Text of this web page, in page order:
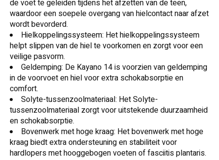
de voet te geleiden tijdens het afzetten van de teen,
waardoor een soepele overgang van hielcontact naar afzet
wordt bevorderd.
Hielkoppelingssysteem: Het hielkoppelingssysteem
helpt slippen van de hiel te voorkomen en zorgt voor een
veilige pasvorm.
Geldemping: De Kayano 14 is voorzien van geldemping
in de voorvoet en hiel voor extra schokabsorptie en
comfort.
Solyte-tussenzoolmateriaal: Het Solyte-
tussenzoolmateriaal zorgt voor uitstekende duurzaamheid
en schokabsorptie.
Bovenwerk met hoge kraag: Het bovenwerk met hoge
kraag biedt extra ondersteuning en stabiliteit voor
hardlopers met hooggebogen voeten of fasciitis plantaris.